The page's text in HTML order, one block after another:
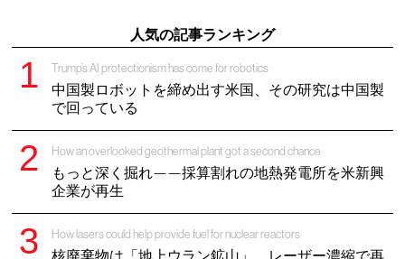
人気の記事ランキング
Trump’s AI protectionism has come for robotics
中国製ロボットを締め出す米国、その研究は中国製
で回っている
How an overlooked geothermal plant got a second chance
もっと深く掘れ——採算割れの地熱発電所を米新興
企業が再生
How lasers could help provide fuel for nuclear reactors
核廃棄物は「地上ウラン鉱山」、レーザー濃縮で再